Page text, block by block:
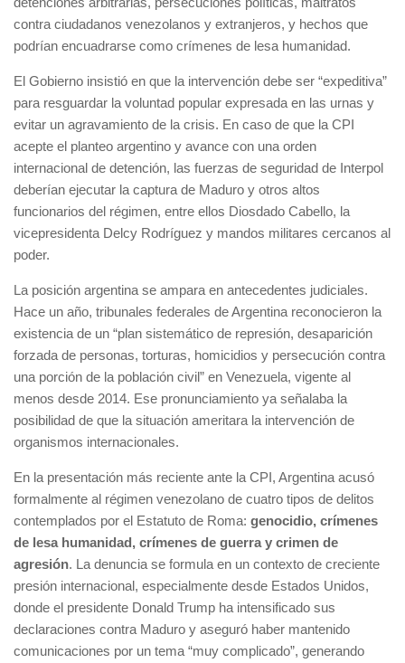
contra ciudadanos venezolanos y extranjeros, y hechos que
podrían encuadrarse como crímenes de lesa humanidad.
El Gobierno insistió en que la intervención debe ser “expeditiva”
para resguardar la voluntad popular expresada en las urnas y
evitar un agravamiento de la crisis. En caso de que la CPI
acepte el planteo argentino y avance con una orden
internacional de detención, las fuerzas de seguridad de Interpol
deberían ejecutar la captura de Maduro y otros altos
funcionarios del régimen, entre ellos Diosdado Cabello, la
vicepresidenta Delcy Rodríguez y mandos militares cercanos al
poder.
La posición argentina se ampara en antecedentes judiciales.
Hace un año, tribunales federales de Argentina reconocieron la
existencia de un “plan sistemático de represión, desaparición
forzada de personas, torturas, homicidios y persecución contra
una porción de la población civil” en Venezuela, vigente al
menos desde 2014. Ese pronunciamiento ya señalaba la
posibilidad de que la situación ameritara la intervención de
organismos internacionales.
En la presentación más reciente ante la CPI, Argentina acusó
formalmente al régimen venezolano de cuatro tipos de delitos
contemplados por el Estatuto de Roma: genocidio, crímenes
de lesa humanidad, crímenes de guerra y crimen de
agresión. La denuncia se formula en un contexto de creciente
presión internacional, especialmente desde Estados Unidos,
donde el presidente Donald Trump ha intensificado sus
declaraciones contra Maduro y aseguró haber mantenido
comunicaciones por un tema “muy complicado”, generando